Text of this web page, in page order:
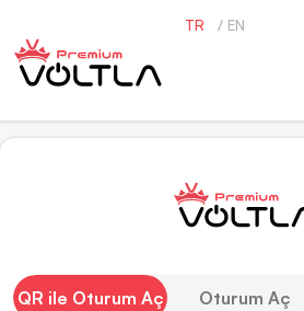
TR / EN
QR ile Oturum Aç Oturum Aç